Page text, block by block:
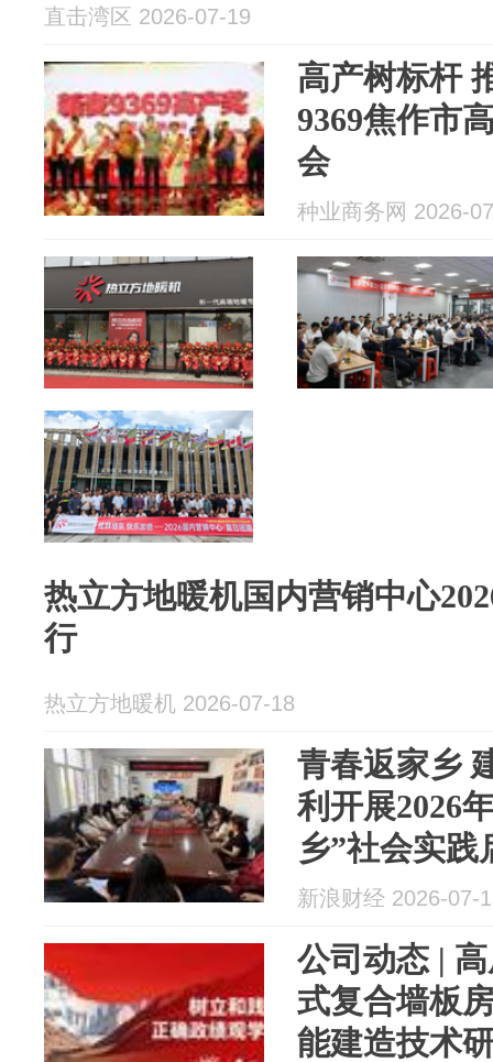
直击湾区 2026-07-19
高产树标杆
9369焦作市
会
种业商务网 2026-
热立方地暖机国内营销中心
行
热立方地暖机 2026-07-18
青春返家乡
利开展2026
乡”社会实践
新浪财经 2026-07-
公司动态 |
式复合墙板
能建造技术